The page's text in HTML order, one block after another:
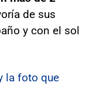
de sus
y con el sol
la foto que